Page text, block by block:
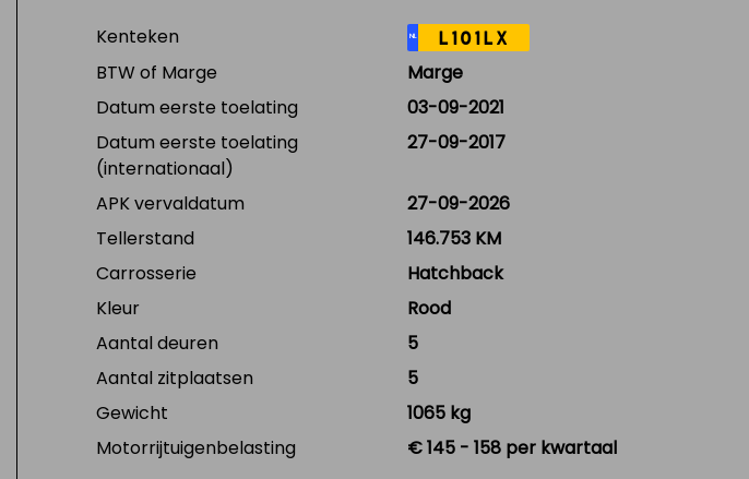
Kenteken NL L101LX
BTW of Marge
Marge
Datum eerste toelating
03-09-2021
Datum eerste toelating
(internationaal)
27-09-2017
APK vervaldatum
27-09-2026
Tellerstand
146.753 KM
Carrosserie
Hatchback
Kleur
Rood
Aantal deuren
5
Aantal zitplaatsen
5
Gewicht
1065 kg
Motorrijtuigenbelasting
€ 145 - 158 per kwartaal